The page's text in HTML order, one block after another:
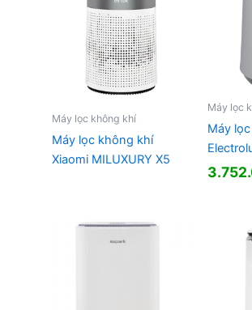
Máy lọc không khí
Máy lọc không khí
Xiaomi MILUXURY X5
Máy lọc
Máy